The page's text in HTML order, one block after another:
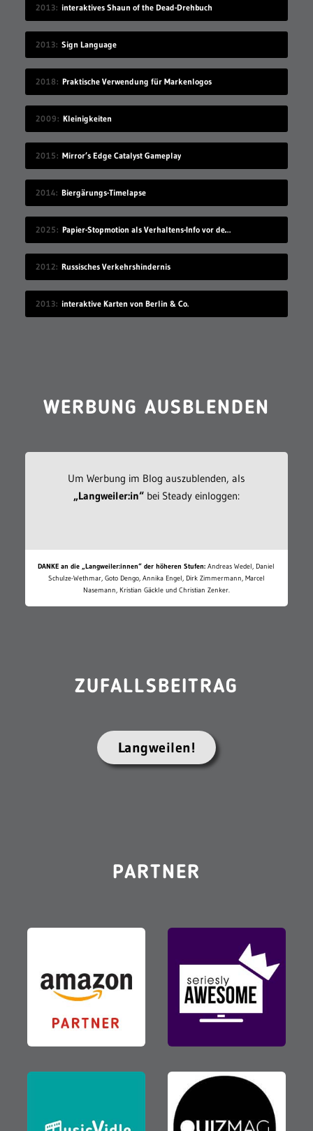
2013 interaktives Shaun of the Dead-Drehbuch
2013 Sign Language
2018 Praktische Verwendung für Markenlogos
2009 Kleinigkeiten
2015 Mirror’s Edge Catalyst Gameplay
2014 Biergärungs-Timelapse
2025 Papier-Stopmotion als Verhaltens-Info vor dem Kinofilm
2012 Russisches Verkehrshindernis
2013 interaktive Karten von Berlin & Co.
WERBUNG AUSBLENDEN
Um Werbung im Blog auszublenden, als
„Langweiler:in“bei Steady einloggen:
DANKE an die „Langweiler:innen“ der höheren Stufen: Andreas Wedel, Daniel
Schulze-Wethmar, Goto Dengo, Annika Engel, Dirk Zimmermann, Marcel
Nasemann, Kristian Gäckle und Christian Zenker.
ZUFALLSBEITRAG
Langweilen!
PARTNER